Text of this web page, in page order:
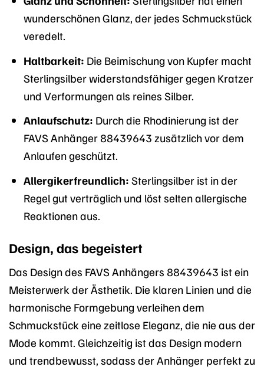
wunderschönen Glanz, der jedes Schmuckstück
veredelt.
Haltbarkeit: Die Beimischung von Kupfer macht
Sterlingsilber widerstandsfähiger gegen Kratzer
und Verformungen als reines Silber.
Anlaufschutz: Durch die Rhodinierung ist der
FAVS Anhänger 88439643 zusätzlich vor dem
Anlaufen geschützt.
Allergikerfreundlich: Sterlingsilber ist in der
Regel gut verträglich und löst selten allergische
Reaktionen aus.
Design, das begeistert
Das Design des FAVS Anhängers 88439643 ist ein
Meisterwerk der Ästhetik. Die klaren Linien und die
harmonische Formgebung verleihen dem
Schmuckstück eine zeitlose Eleganz, die nie aus der
Mode kommt. Gleichzeitig ist das Design modern
und trendbewusst, sodass der Anhänger perfekt zu